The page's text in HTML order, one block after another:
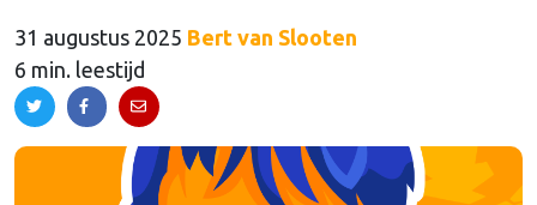
31 augustus 2025 Bert van Slooten
6 min. leestijd